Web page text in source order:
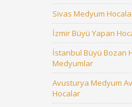
Sivas Medyum
İzmir Büyü Yapan
İstanbul Büyü Bozan
Medyumlar
Avusturya Medyum
Hocalar